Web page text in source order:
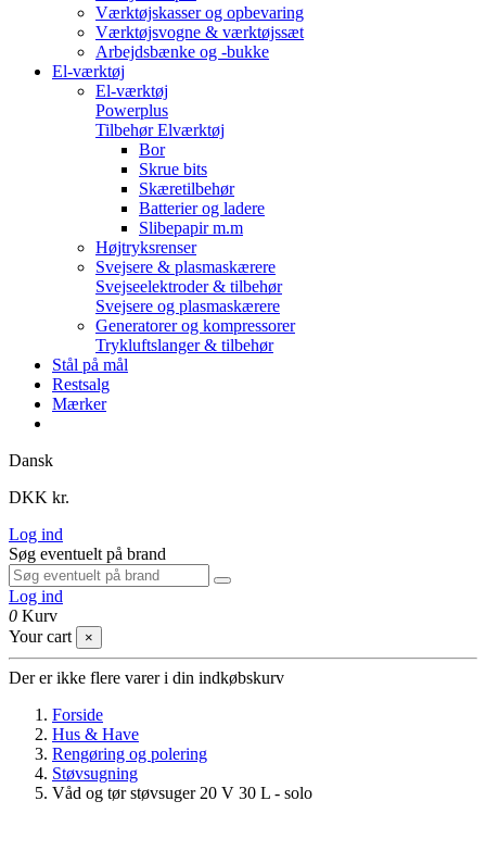
Værktøjskasser og opbevaring
Værktøjsvogne & værktøjssæt
Arbejdsbænke og -bukke
El-værktøj
El-værktøj
Powerplus
Tilbehør Elværktøj
Bor
Skrue bits
Skæretilbehør
Batterier og ladere
Slibepapir m.m
Højtryksrenser
Svejsere & plasmaskærere
Svejseelektroder & tilbehør
Svejsere og plasmaskærere
Generatorer og kompressorer
Trykluftslanger & tilbehør
Stål på mål
Restsalg
Mærker
Dansk
DKK kr.
Log ind
Søg eventuelt på brand
Log ind
0 Kurv
Your cart
×
Der er ikke flere varer i din indkøbskurv
Forside
Hus & Have
Rengøring og polering
Støvsugning
Våd og tør støvsuger 20 V 30 L - solo